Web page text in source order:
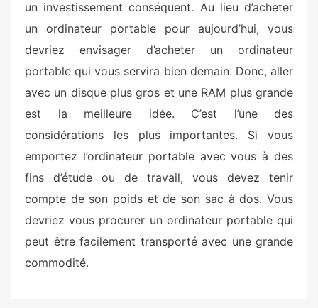
un investissement conséquent. Au lieu d’acheter
un ordinateur portable pour aujourd’hui, vous
devriez envisager d’acheter un ordinateur
portable qui vous servira bien demain. Donc, aller
avec un disque plus gros et une RAM plus grande
est la meilleure idée. C’est l’une des
considérations les plus importantes. Si vous
emportez l’ordinateur portable avec vous à des
fins d’étude ou de travail, vous devez tenir
compte de son poids et de son sac à dos. Vous
devriez vous procurer un ordinateur portable qui
peut être facilement transporté avec une grande
commodité.